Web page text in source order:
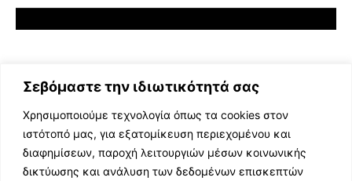
Σεβόμαστε την ιδιωτικότητά σας
Χρησιμοποιούμε τεχνολογία όπως τα cookies στον
ιστότοπό μας, για εξατομίκευση περιεχομένου και
διαφημίσεων, παροχή λειτουργιών μέσων κοινωνικής
δικτύωσης και ανάλυση των δεδομένων επισκεπτών
ΕΛΛΗΝΙΚΗ ΜΟΥΣΙΚΗ